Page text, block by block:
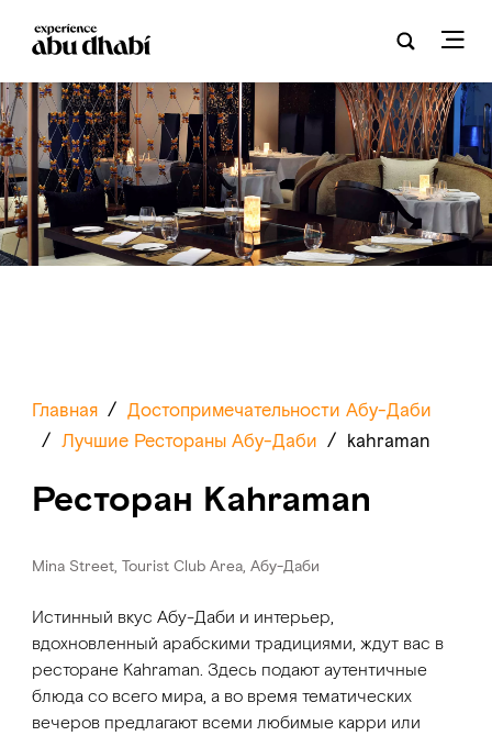
Главная / Достопримечательности Абу-Даби
/ Лучшие Рестораны Абу-Даби / kahraman
Ресторан Kahraman
Mina Street, Tourist Club Area, Абу-Даби
Истинный вкус Абу-Даби и интерьер,
вдохновленный арабскими традициями, ждут вас в
ресторане Kahraman. Здесь подают аутентичные
блюда со всего мира, а во время тематических
вечеров предлагают всеми любимые карри или